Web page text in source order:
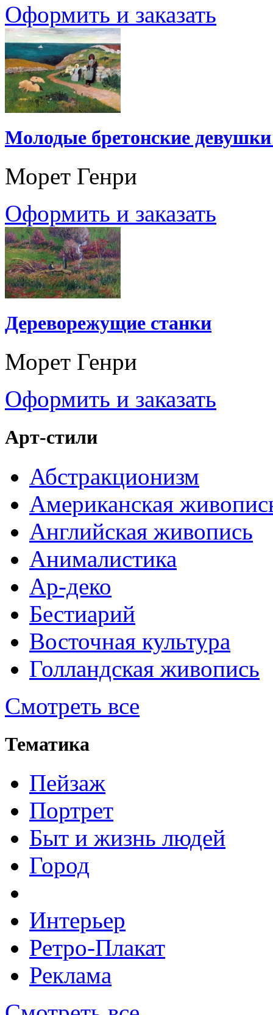
Оформить и заказать
Молодые бретонские
Морет Генри
Оформить и заказать
Дереворежущие станки
Морет Генри
Оформить и заказать
Арт-стили
Абстракционизм
Американская
Английская живопись
Анималистика
Ар-деко
Бестиарий
Восточная культура
Голландская живопись
Смотреть все
Тематика
Пейзаж
Портрет
Быт и жизнь людей
Город
Интерьер
Ретро-Плакат
Реклама